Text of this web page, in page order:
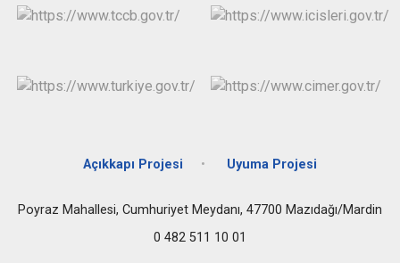
Açıkkapı Projesi Uyuma Projesi
Poyraz Mahallesi, Cumhuriyet Meydanı, 47700 Mazıdağı/Mardin
0 482 511 10 01